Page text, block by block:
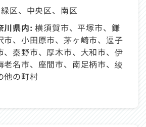
緑区、中央区、南区
川県内:横須賀市、平塚市、鎌
市、小田原市、茅ヶ崎市、逗子
、秦野市、厚木市、大和市、伊
老名市、座間市、南足柄市、綾
他の町村